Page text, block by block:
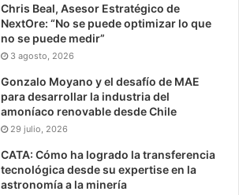
Chris Beal, Asesor Estratégico de
NextOre: “No se puede optimizar lo que
no se puede medir”
3 agosto, 2026
Gonzalo Moyano y el desafío de MAE
para desarrollar la industria del
amoníaco renovable desde Chile
29 julio, 2026
CATA: Cómo ha logrado la transferencia
tecnológica desde su expertise en la
astronomía a la minería